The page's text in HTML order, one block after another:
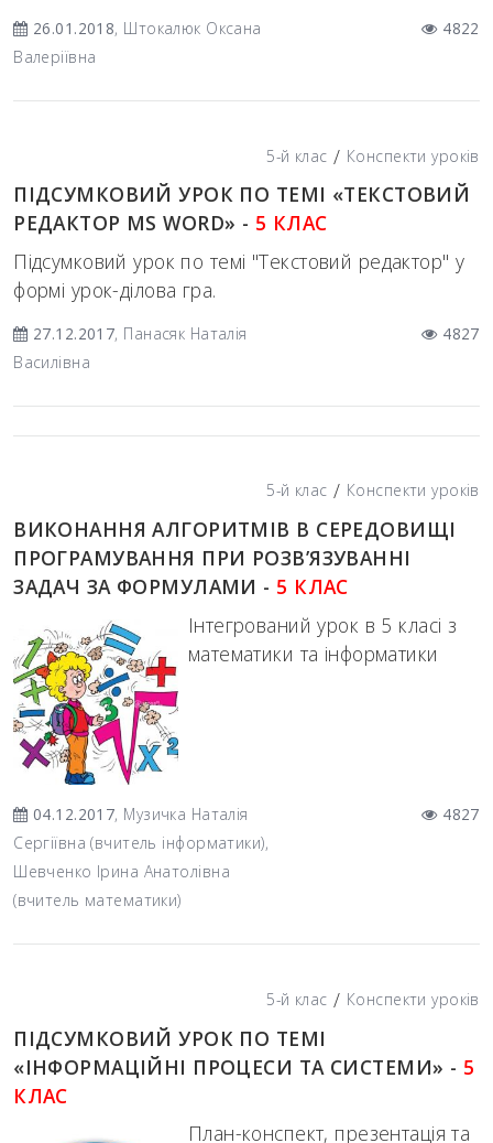
26.01.2018, Штокалюк Оксана
Валеріївна
4822
5-й клас / Конспекти уроків
ПІДСУМКОВИЙ УРОК ПО ТЕМІ «ТЕКСТОВИЙ
РЕДАКТОР MS WORD» - 5 КЛАС
Підсумковий урок по темі "Текстовий редактор" у
формі урок-ділова гра.
27.12.2017, Панасяк Наталія
Василівна
4827
5-й клас / Конспекти уроків
ВИКОНАННЯ АЛГОРИТМІВ В СЕРЕДОВИЩІ
ПРОГРАМУВАННЯ ПРИ РОЗВ’ЯЗУВАННІ
ЗАДАЧ ЗА ФОРМУЛАМИ - 5 КЛАС
Інтегрований урок в 5 класі з
математики та інформатики
04.12.2017, Музичка Наталія
Сергіївна (вчитель інформатики),
Шевченко Ірина Анатолівна
(вчитель математики)
4827
5-й клас / Конспекти уроків
ПІДСУМКОВИЙ УРОК ПО ТЕМІ
«ІНФОРМАЦІЙНІ ПРОЦЕСИ ТА СИСТЕМИ» - 5
КЛАС
План-конспект, презентація та